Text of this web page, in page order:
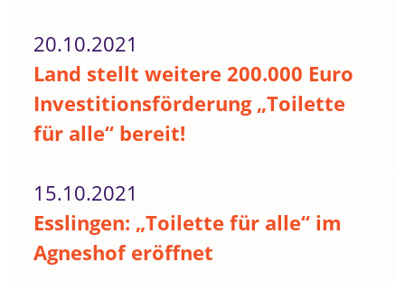
20.10.2021
Land stellt weitere 200.000 Euro
Investitionsförderung „Toilette
für alle“ bereit!
15.10.2021
Esslingen: „Toilette für alle“ im
Agneshof eröffnet